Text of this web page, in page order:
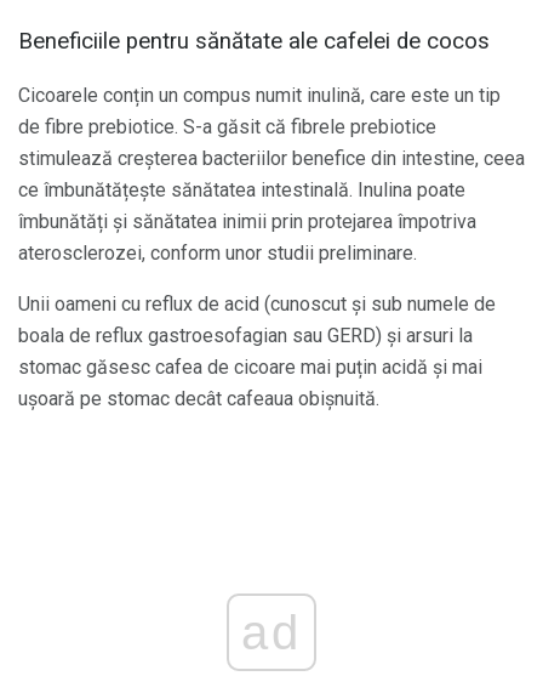
Beneficiile pentru sănătate ale cafelei de cocos
Cicoarele conțin un compus numit inulină, care este un tip
de fibre prebiotice. S-a găsit că fibrele prebiotice
stimulează creșterea bacteriilor benefice din intestine, ceea
ce îmbunătățește sănătatea intestinală. Inulina poate
îmbunătăți și sănătatea inimii prin protejarea împotriva
aterosclerozei, conform unor studii preliminare.
Unii oameni cu reflux de acid (cunoscut și sub numele de
boala de reflux gastroesofagian sau GERD) și arsuri la
stomac găsesc cafea de cicoare mai puțin acidă și mai
ușoară pe stomac decât cafeaua obișnuită.
ad